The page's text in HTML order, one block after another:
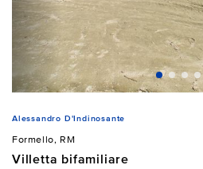
Alessandro D'Indinosante
Formello, RM
Villetta bifamiliare